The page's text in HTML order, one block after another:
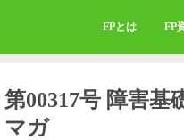
FPとは FP
第00317号 障害
マガ